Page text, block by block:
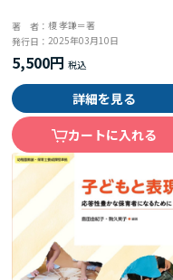
著 者：榎 孝謙＝著
発行日：2025年03月10日
5,500円
詳細を見る
カートに入れる